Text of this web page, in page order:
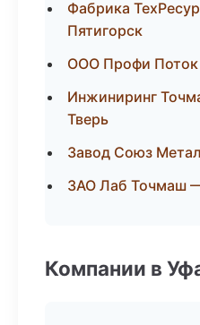
Фабрика
Пятигорск
ООО Профи
Инжиниринг
Тверь
Завод Союз
ЗАО Лаб Точмаш
Компании в